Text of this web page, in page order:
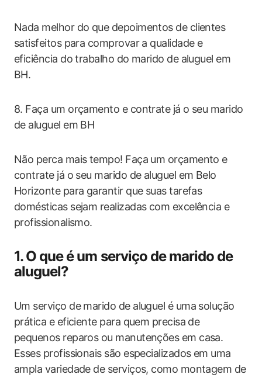
Nada melhor do que depoimentos de clientes
satisfeitos para comprovar a qualidade e
eficiência do trabalho do marido de aluguel em
BH.
8. Faça um orçamento e contrate já o seu marido
de aluguel em BH
Não perca mais tempo! Faça um orçamento e
contrate já o seu marido de aluguel em Belo
Horizonte para garantir que suas tarefas
domésticas sejam realizadas com excelência e
profissionalismo.
1. O que é um serviço de marido de
aluguel?
Um serviço de marido de aluguel é uma solução
prática e eficiente para quem precisa de
pequenos reparos ou manutenções em casa.
Esses profissionais são especializados em uma
ampla variedade de serviços, como montagem de